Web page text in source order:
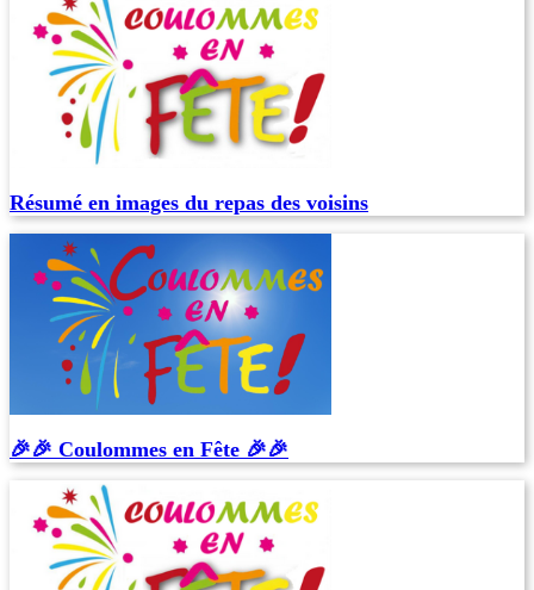
Résumé en images du repas des voisins
🎉🎉 Coulommes en Fête 🎉🎉